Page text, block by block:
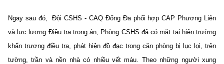
Ngay sau đó, Đội CSHS - CAQ Đống Đa phối hợp CAP Phương Liên
và lực lượng Điều tra trọng án, Phòng CSHS đã có mặt tại hiện trường
khẩn trương điều tra, phát hiện đồ đạc trong căn phòng bị lục lọi, trên
tường, trần và nền nhà có nhiều vết máu. Theo những người xung